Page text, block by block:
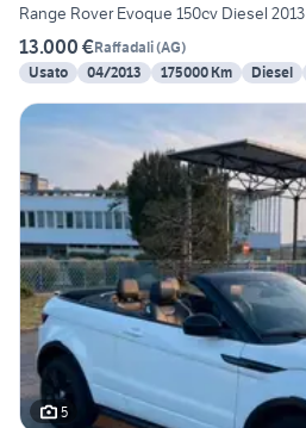
Range Rover Evoque 150cv Diesel 2013
13.000 €Raffadali(AG)
Usato
04/2013 175000 Km Diesel
5